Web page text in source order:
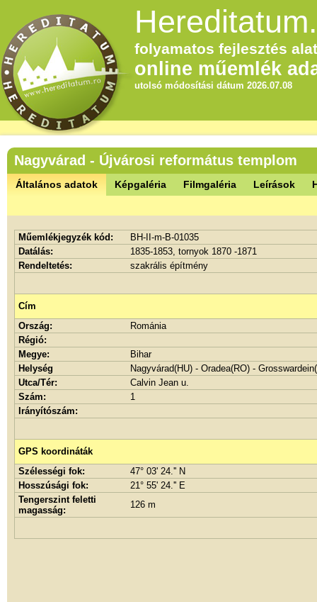
folyamatos fejlesztés
online műemlék
utolsó módosítási dátum 2026.07.08
Nagyvárad - Újvárosi református templom
Általános adatok Képgaléria Filmgaléria Leírások
Műemlékjegyzék kód:
BH-II-m-B-01035
Datálás:
1835-1853, tornyok 1870 -1871
Rendeltetés:
szakrális építmény
Cím
Ország:
Románia
Régió:
Megye:
Bihar
Helység
Nagyvárad(HU) - Oradea(RO) -
Utca/Tér:
Calvin Jean u.
Szám:
1
Irányítószám:
GPS koordináták
Szélességi fok:
47° 03' 24.'' N
Hosszúsági fok:
21° 55' 24.'' E
Tengerszint feletti
magasság:
126 m